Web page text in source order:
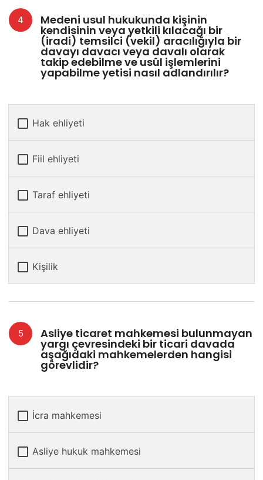
Medeni usul hukukunda kişinin
kendisinin veya yetkili kılacağı bir
(iradi) temsilci (vekil) aracılığıyla bir
davayı davacı veya davalı olarak
takip edebilme ve usûl işlemlerini
yapabilme yetisi nasıl adlandırılır?
Hak ehliyeti
Fiil ehliyeti
Taraf ehliyeti
Dava ehliyeti
Kişilik
Asliye ticaret mahkemesi bulunmayan
yargı çevresindeki bir ticari davada
aşağıdaki mahkemelerden hangisi
görevlidir?
İcra mahkemesi
Asliye hukuk mahkemesi